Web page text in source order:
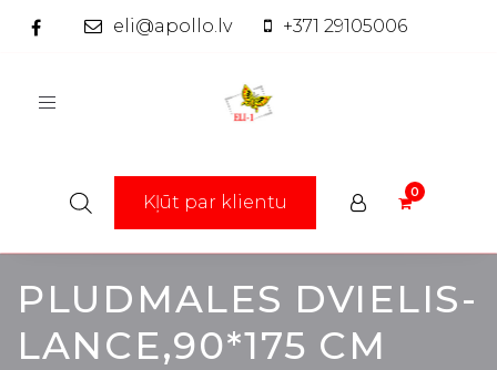
eli@apollo.lv +371 29105006
Toggle
Kļūt par klientu
PLUDMALES DVIELIS-
LANCE,90*175 CM